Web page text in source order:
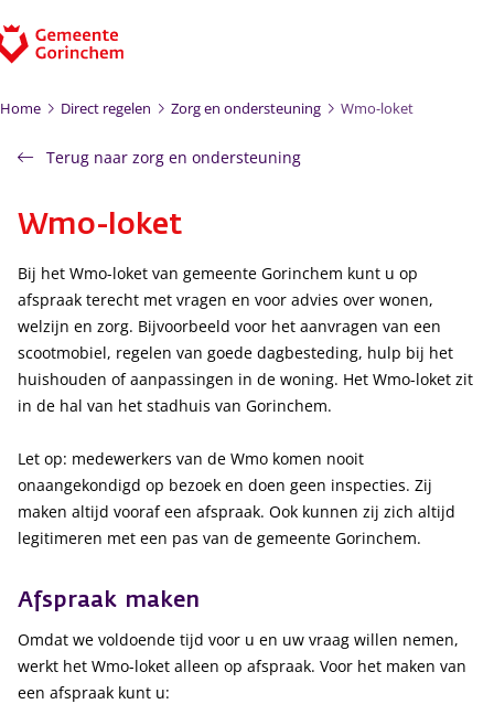
Home Direct regelen Zorg en ondersteuning Wmo-loket
Terug naar zorg en ondersteuning
Wmo-loket
Bij het Wmo-loket van gemeente Gorinchem kunt u op
afspraak terecht met vragen en voor advies over wonen,
welzijn en zorg. Bijvoorbeeld voor het aanvragen van een
scootmobiel, regelen van goede dagbesteding, hulp bij het
huishouden of aanpassingen in de woning. Het Wmo-loket zit
in de hal van het stadhuis van Gorinchem.
Let op: medewerkers van de Wmo komen nooit
onaangekondigd op bezoek en doen geen inspecties. Zij
maken altijd vooraf een afspraak. Ook kunnen zij zich altijd
legitimeren met een pas van de gemeente Gorinchem.
Afspraak maken
Omdat we voldoende tijd voor u en uw vraag willen nemen,
werkt het Wmo-loket alleen op afspraak. Voor het maken van
een afspraak kunt u: